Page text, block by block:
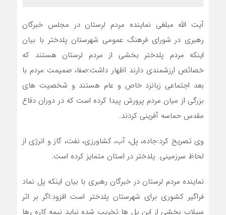
آیت الله مبلغی نماینده مردم لرستان در مجلس خبرگان
رهبری در شورای فرهنگ عمومی شهرستان پلدختر با بیان
اینکه مردم پلدختر بخشی از مردم لرستان هستند که
خصائص ارزشمندی دارند اظهار داشت:صفا، صمیمت مردم با
بعد اجتماعی زبانزد خاص و عام هستند و شخصیت های
بزرگی از میان مردم پرورش پیدا کرده است که در دوران دفاع
مقدس حماسه آفرینی کردند.
وی تصریح کرد:جاده، پل، آب، کشاورزی، نفت، گاز و انرژی از
لحاظ سرزمینی. پلدختر در استان متمایز کرده است.
نماینده مردم لرستان در خبرگان رهبری با بیان اینکه پل نماد
فراگیر کشوری برای شهرستان پلدختر است افزود:اگر بر اثر
سیلاب بخشی از این پل ها تخریب شده نباید نیمه کاره رها